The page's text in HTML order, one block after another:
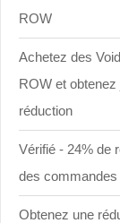
ROW
Achetez des
ROW et
réduction
Vérifié - 24% de
des commandes
Obtenez une